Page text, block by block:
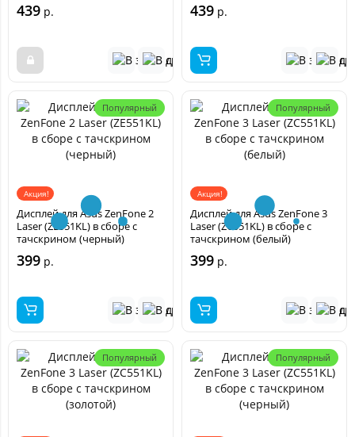
439 р. 439 р.
Популярный
Акция!
Дисплей для Asus ZenFone 2
Laser (ZE551KL) в сборе с
тачскрином (черный)
399 р.
Популярный
Акция!
Дисплей для Asus ZenFone 3
Laser (ZC551KL) в сборе с
тачскрином (белый)
399 р.
Популярный Популярный